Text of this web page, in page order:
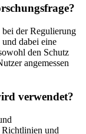
der Regulierung
dabei eine
den Schutz
angemessen
verwendet?
Richtlinien und